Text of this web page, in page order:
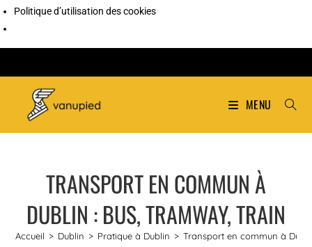
Politique d’utilisation des cookies
MENU
TRANSPORT EN COMMUN À
DUBLIN : BUS, TRAMWAY, TRAIN
Accueil > Dublin > Pratique à Dublin > Transport en commun à